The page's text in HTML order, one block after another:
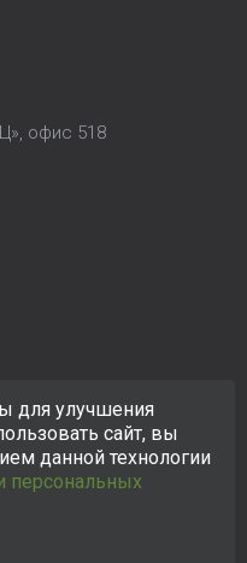
офис 518
ksk24.ruсоздан
целях и любая информация
Политика в
для улучшения
сайт, вы
данной технологии
персональных